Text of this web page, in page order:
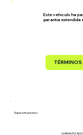
Este vehículo ha
garantía extendida
Especificaciones
GARANTIZADO